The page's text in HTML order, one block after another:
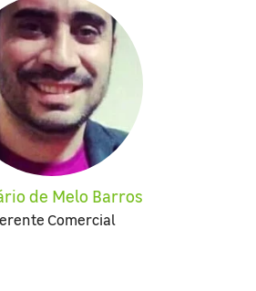
de Melo Barros
Comercial